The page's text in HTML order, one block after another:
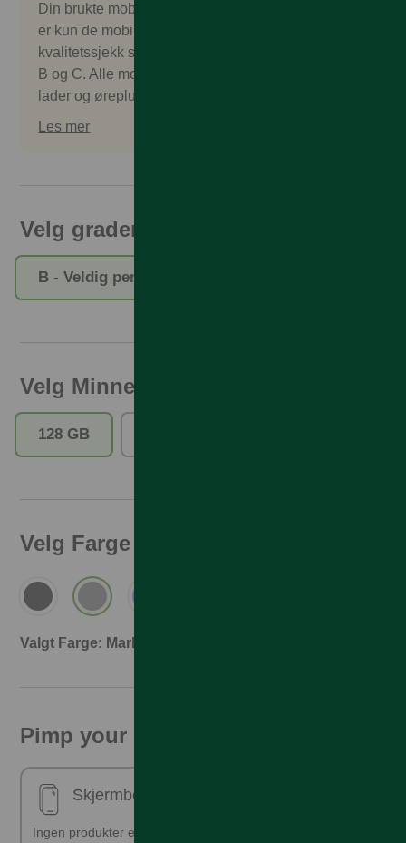
Din brukte mobil er nøye sjekket og kontrollert. Det
er kun de mobilene som består en omfattende
kvalitetssjekk som godkjennes. Vi selger gradering
B og C. Alle mobilene kommer uten salgspakke,
lader og øreplugger. Tilbehør kan kjøpes separat.
Les mer
Velg gradering
B - Veldig pent brukt
Velg Minne
128 GB
Velg Farge
Valgt Farge: Marble Gray
Pimp your phone!
Skjermbeskyttelse - ferdig påsatt
Ingen produkter er valgt